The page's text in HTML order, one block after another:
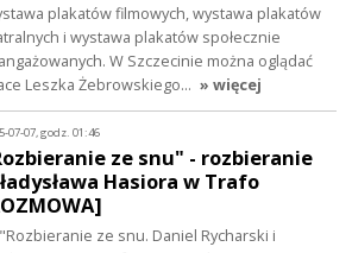
plakatów filmowych, wystawa plakatów
i wystawa plakatów społecznie
W Szczecinie można oglądać
Leszka Żebrowskiego… » więcej
07-07, godz. 01:46
ze snu" - rozbieranie
Hasiora w Trafo
ze snu. Daniel Rycharski i